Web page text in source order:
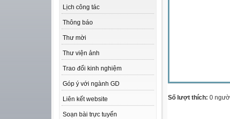
Lịch công tác
Thông báo
Thư mời
Thư viện ảnh
Trao đổi kinh nghiệm
Góp ý với ngành GD
Liên kết website
Soạn bài trực tuyến
Số lượt thích: 0